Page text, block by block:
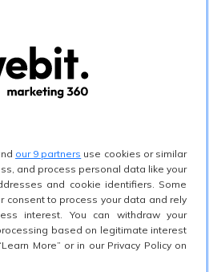
our 9 partners use cookies or similar
and process personal data like your
and cookie identifiers. Some
consent to process your data and rely
interest. You can withdraw your
based on legitimate interest
More” or in our Privacy Policy on
l’entreprise québécoise
structuré et une
cet
de soutenir le
et d’assurer une
cohérente, mettant en